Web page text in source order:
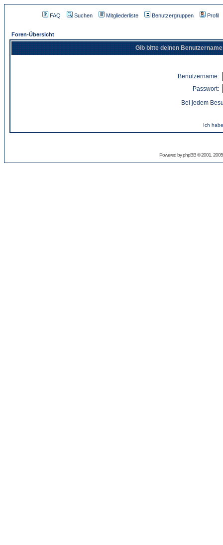
FAQ Suchen Mitgliederliste Benutzergruppen Profil
Foren-Übersicht
Gib bitte deinen
Benutzername:
Passwort:
Bei jedem
Ich
Powered byphpBB© 2001,